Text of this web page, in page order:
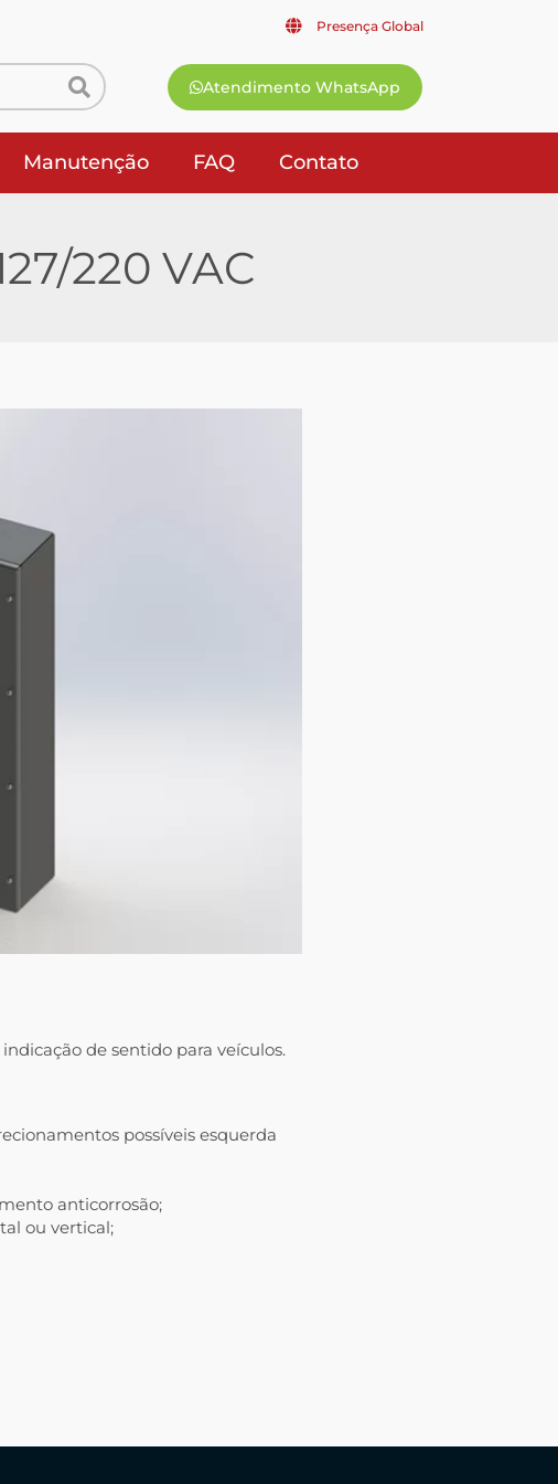
Presença Global
Atendimento WhatsApp
Manutenção FAQ Contato
220 VAC
de sentido para veículos.
possíveis esquerda
anticorrosão;
ou vertical;